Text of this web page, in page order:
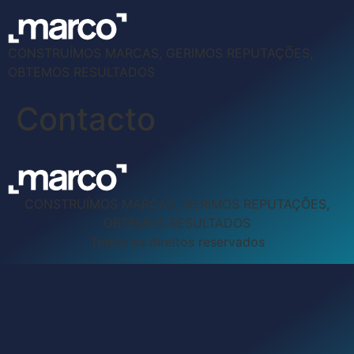
CONSTRUÍMOS MARCAS, GERIMOS REPUTAÇÕES,
OBTEMOS RESULTADOS
Contacto
CONSTRUÍMOS MARCAS, GERIMOS REPUTAÇÕES,
OBTEMOS RESULTADOS
Todos os direitos reservados